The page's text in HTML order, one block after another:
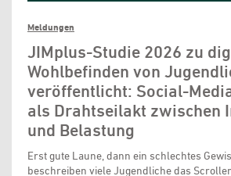
Meldungen
JIMplus-Studie 2026 zu
Wohlbefinden von
veröffentlicht: Social-
als Drahtseilakt zwischen
und Belastung
Erst gute Laune, dann ein schlechtes
beschreiben viele Jugendliche das